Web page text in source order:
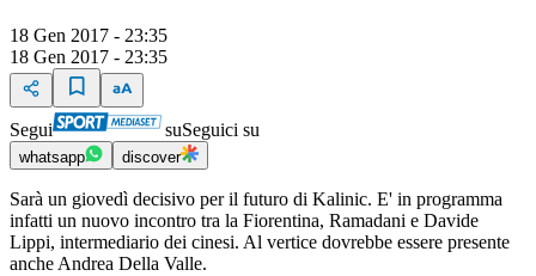
18 Gen 2017 - 23:35
18 Gen 2017 - 23:35
Segui suSeguici su
whatsapp discover
Sarà un giovedì decisivo per il futuro di Kalinic. E' in programma
infatti un nuovo incontro tra la Fiorentina, Ramadani e Davide
Lippi, intermediario dei cinesi. Al vertice dovrebbe essere presente
anche Andrea Della Valle.